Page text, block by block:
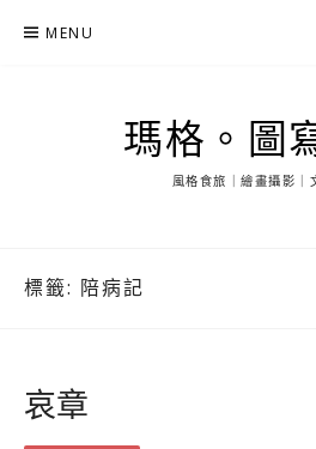
MENU
瑪格。圖
風格食旅｜繪畫攝影｜
標籤: 陪病記
哀章